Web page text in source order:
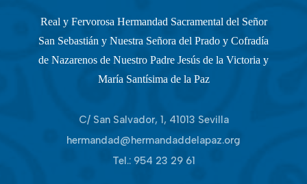
Real y Fervorosa Hermandad Sacramental del Señor
San Sebastián y Nuestra Señora del Prado y Cofradía
de Nazarenos de Nuestro Padre Jesús de la Victoria y
María Santísima de la Paz
C/ San Salvador, 1, 41013 Sevilla
hermandad@hermandaddelapaz.org
Tel.: 954 23 29 61